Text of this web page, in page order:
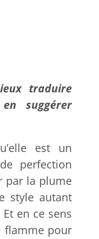
traduire
suggérer
est un
perfection
par la plume
style autant
en ce sens
flamme pour